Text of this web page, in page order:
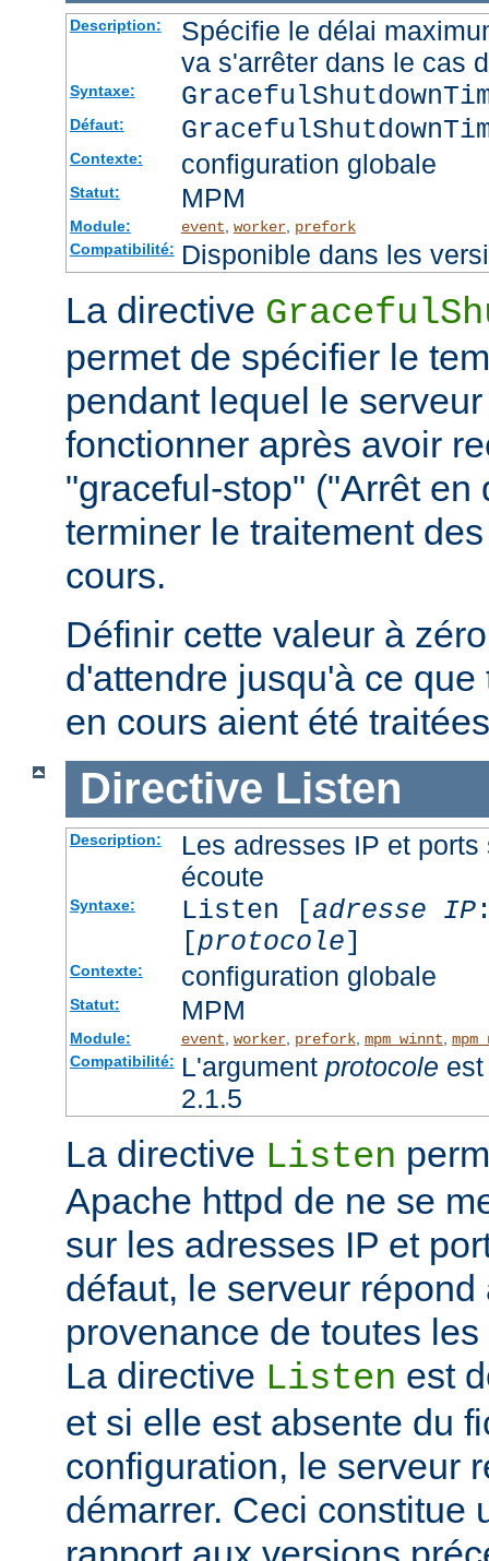
Description:
Spécifie le délai
va s'arrêter dans le cas
Syntaxe:
Défaut:
Contexte: configuration globale
Statut: MPM
Module: event, worker, prefork
Compatibilité: Disponible dans les
La directive
permet de spécifier le
pendant lequel le
fonctionner après avoir
"graceful-stop" ("Arrêt en
terminer le traitement
cours.
Définir cette valeur à
d'attendre jusqu'à ce
en cours aient été
Directive Listen
Description:
Les adresses IP et
écoute
Syntaxe: Listen [adresse IP
[protocole]
Contexte: configuration globale
Statut: MPM
Module: event worker, prefork, mpm_winnt
Compatibilité: L'argument protocole
2.1.5
La directive Listen
Apache httpd de ne se
sur les adresses IP et
défaut, le serveur
provenance de toutes
La directive Listen est
et si elle est absente du
configuration, le serveur
démarrer. Ceci constitue